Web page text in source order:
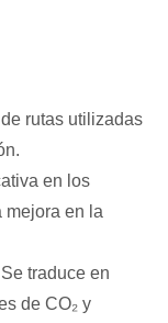
rutas utilizadas
en los
mejora en la
Se traduce en
de CO₂ y